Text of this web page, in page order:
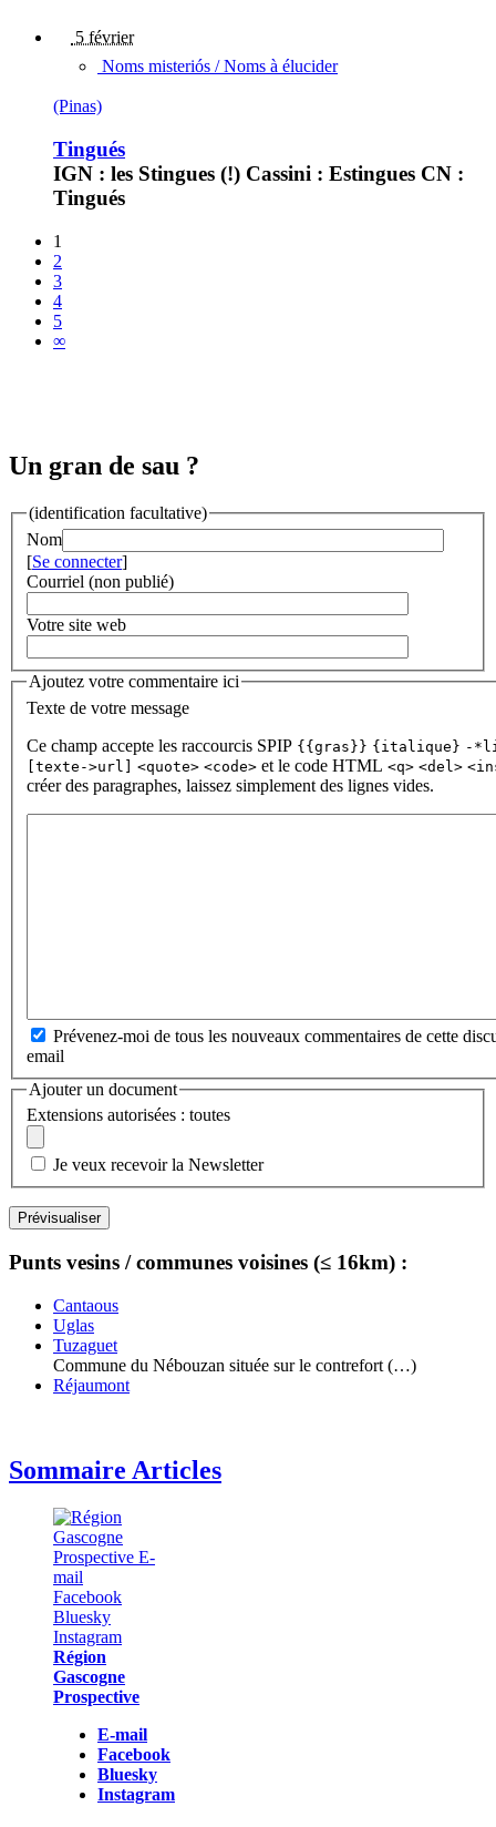
5 février
Noms misteriós / Noms à élucider
(Pinas)
Tingués
IGN : les Stingues (!) Cassini : Estingues CN :
Tingués
1
2
3
4
5
∞
Un gran de sau ?
(identification facultative)
Nom
[Se connecter]
Courriel (non publié)
Votre site web
Ajoutez votre commentaire ici
Texte de votre message
Ce champ accepte les raccourcis SPIP {{gras}} {italique} -
[texte->url] <quote> <code> et le code HTML <q> <del>
créer des paragraphes, laissez simplement des lignes vides.
Prévenez-moi de tous les nouveaux commentaires de cette
email
Ajouter un document
Extensions autorisées : toutes
Je veux recevoir la Newsletter
Punts vesins / communes voisines (≤ 16km) :
Cantaous
Uglas
Tuzaguet
Commune du Nébouzan située sur le contrefort (…)
Réjaumont
Sommaire Articles
Région
Gascogne
Prospective
E-mail
Facebook
Bluesky
Instagram